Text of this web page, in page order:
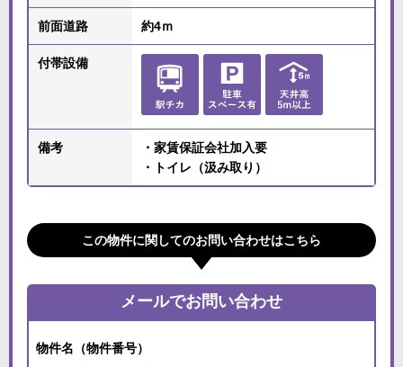
前面道路 約4ｍ
付帯設備
備考
・家賃保証会社加入要
・トイレ（汲み取り）
この物件に関してのお問い合わせはこちら
メールでお問い合わせ
物件名（物件番号）